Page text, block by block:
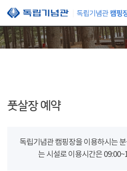
본문 바로가기
풋살장 예약
독립기념관 캠핑장을 이용하시는
는 시설로 이용시간은